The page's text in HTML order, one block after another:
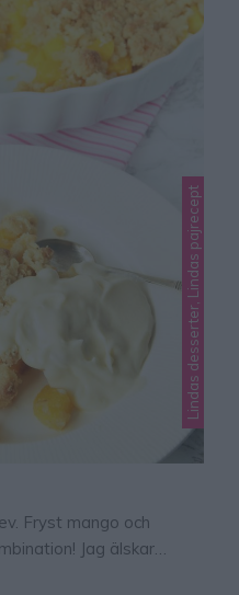
Lindas desserter, Lindas pajrecept
Fryst mango och
Jag älskar